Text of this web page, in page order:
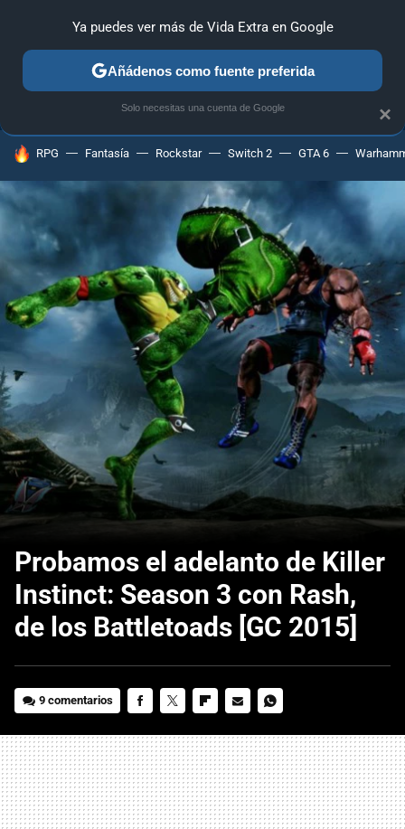
ANÁLISIS GUÍAS Y TRUCOS PC SONY NINTENDO
HOY SE HABLA DE
RPG Fantasía Rockstar Switch 2 GTA 6
Probamos el adelanto de Killer
Instinct: Season 3 con Rash,
de los Battletoads [GC 2015]
9 comentarios
MAIL
×
Ya puedes ver más de Vida Extra en Google
Añádenos como fuente preferida
Solo necesitas una cuenta de Google